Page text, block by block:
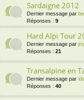
Sardaigne 2012
Dernier message par
Réponses : 9
Hard Alpi Tour
Dernier message par jmj
Réponses : 21
Transalpine en
Dernier message par
Réponses : 40